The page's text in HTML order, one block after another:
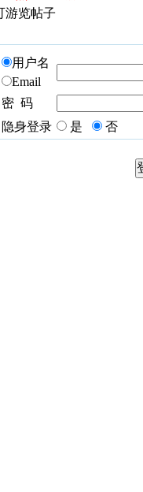
游览帖子
用户名
Email
密 码
隐身登录
是 否